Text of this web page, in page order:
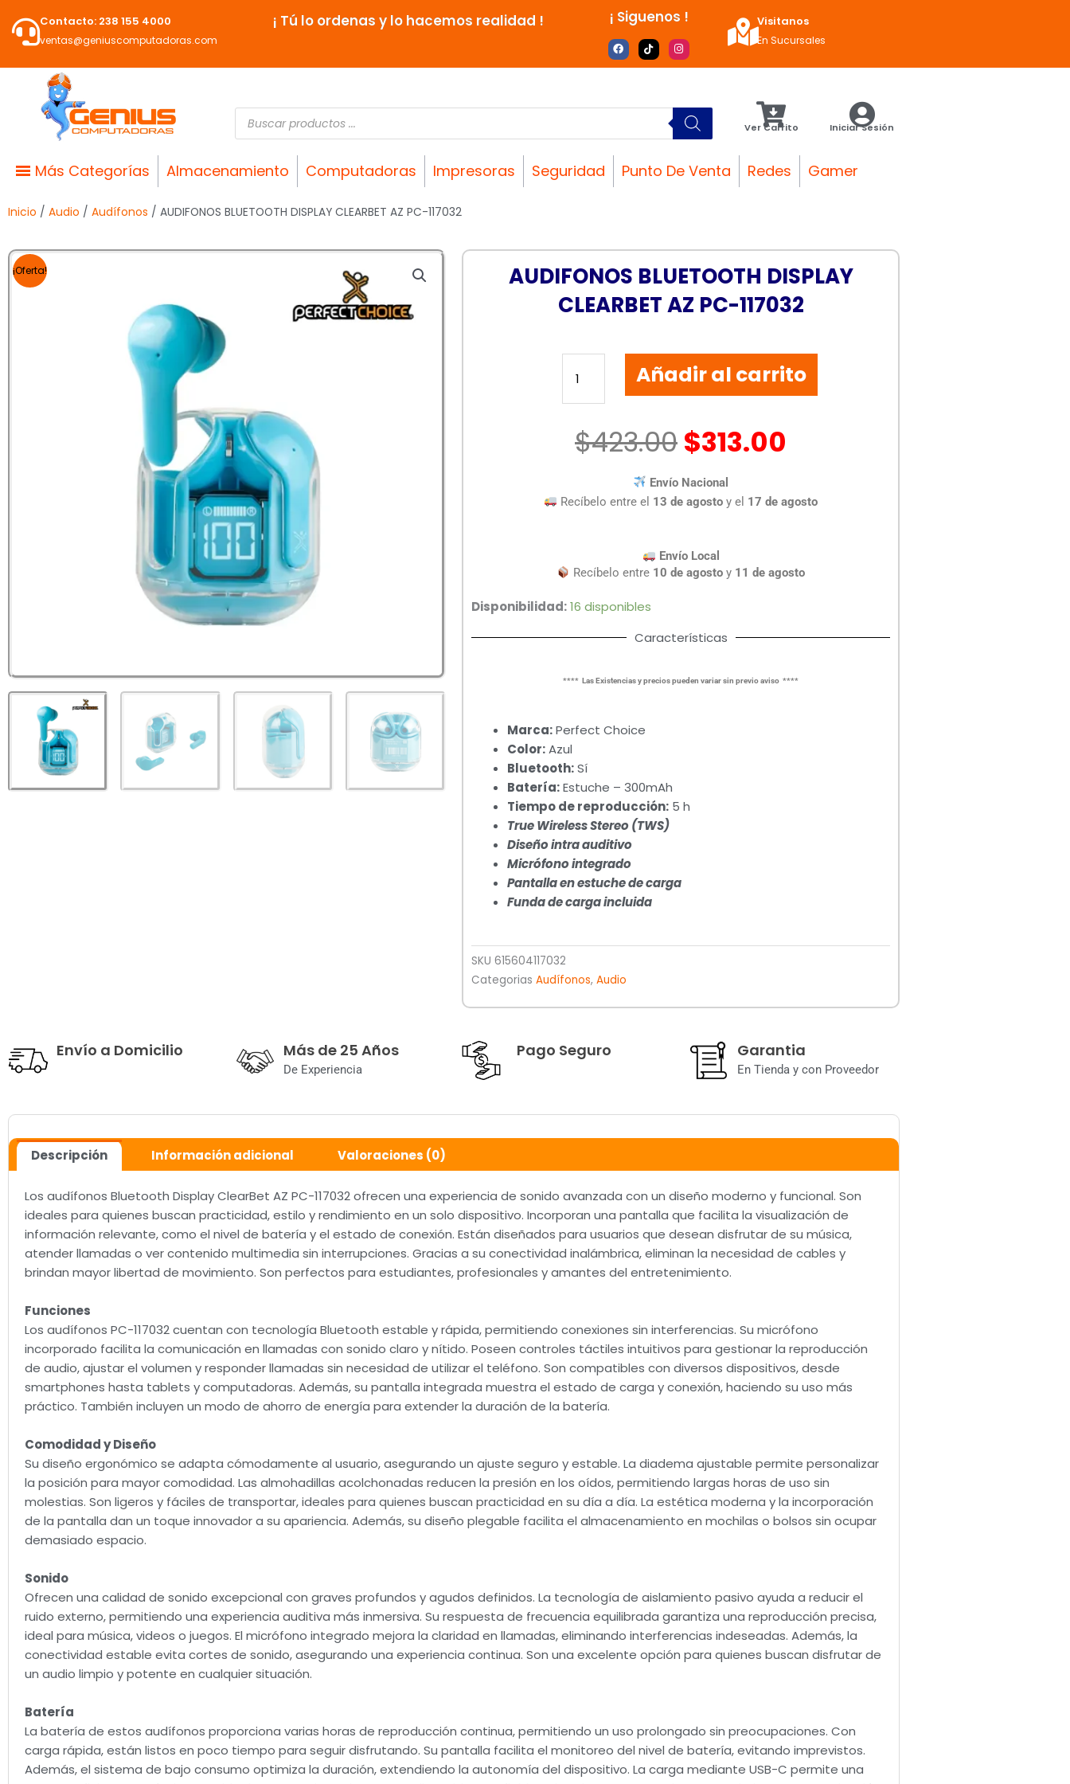
contenido
Contacto: 238 155 4000
ventas@geniuscomputadoras.com
¡ Tú lo ordenas y lo hacemos realidad ! ¡ Siguenos !
F
a
o
T
i
k
I
n
g
a
m
Visitanos
En Sucursales
Búsqueda
de
productos
Ver Carrito Iniciar Sesión
Más Categorías Almacenamiento Computadoras Impresoras Seguridad Punto De Venta Redes Gamer
Inicio / Audio / Audífonos / AUDIFONOS BLUETOOTH DISPLAY CLEARBET AZ PC-117032
¡Oferta!
AUDIFONOS BLUETOOTH DISPLAY
CLEARBET AZ PC-117032
AUDIFONOS
BLUETOOTH
PC-
Añadir al carrito
$423.00$313.00
Envío Nacional
Recíbelo entre el 13 de agosto y el 17 de agosto
Envío Local
Recíbelo entre 10 de agosto y 11 de agosto
Disponibilidad:16 disponibles
Características
**** Las Existencias y precios pueden variar sin previo aviso ****
Marca:Perfect Choice
Color:Azul
Bluetooth:Sí
Batería:Estuche – 300mAh
Tiempo de reproducción: 5 h
True Wireless Stereo (TWS)
Diseño intra auditivo
Micrófono integrado
Pantalla en estuche de carga
Funda de carga incluida
SKU 615604117032
Categorias Audífonos, Audio
Envío a Domicilio Más de 25 Años
De Experiencia
Pago Seguro Garantia
En Tienda y con Proveedor
Descripción Información adicional Valoraciones (0)
Los audífonos Bluetooth Display ClearBet AZ PC-117032 ofrecen una experiencia de sonido avanzada con un diseño moderno y funcional. Son
ideales para quienes buscan practicidad, estilo y rendimiento en un solo dispositivo. Incorporan una pantalla que facilita la visualización de
información relevante, como el nivel de batería y el estado de conexión. Están diseñados para usuarios que desean disfrutar de su música,
atender llamadas o ver contenido multimedia sin interrupciones. Gracias a su conectividad inalámbrica, eliminan la necesidad de cables y
brindan mayor libertad de movimiento. Son perfectos para estudiantes, profesionales y amantes del entretenimiento.
Funciones
Los audífonos PC-117032 cuentan con tecnología Bluetooth estable y rápida, permitiendo conexiones sin interferencias. Su micrófono
incorporado facilita la comunicación en llamadas con sonido claro y nítido. Poseen controles táctiles intuitivos para gestionar la reproducción
de audio, ajustar el volumen y responder llamadas sin necesidad de utilizar el teléfono. Son compatibles con diversos dispositivos, desde
smartphones hasta tablets y computadoras. Además, su pantalla integrada muestra el estado de carga y conexión, haciendo su uso más
práctico. También incluyen un modo de ahorro de energía para extender la duración de la batería.
Comodidad y Diseño
Su diseño ergonómico se adapta cómodamente al usuario, asegurando un ajuste seguro y estable. La diadema ajustable permite personalizar
la posición para mayor comodidad. Las almohadillas acolchonadas reducen la presión en los oídos, permitiendo largas horas de uso sin
molestias. Son ligeros y fáciles de transportar, ideales para quienes buscan practicidad en su día a día. La estética moderna y la incorporación
de la pantalla dan un toque innovador a su apariencia. Además, su diseño plegable facilita el almacenamiento en mochilas o bolsos sin ocupar
demasiado espacio.
Sonido
Ofrecen una calidad de sonido excepcional con graves profundos y agudos definidos. La tecnología de aislamiento pasivo ayuda a reducir el
ruido externo, permitiendo una experiencia auditiva más inmersiva. Su respuesta de frecuencia equilibrada garantiza una reproducción precisa,
ideal para música, videos o juegos. El micrófono integrado mejora la claridad en llamadas, eliminando interferencias indeseadas. Además, la
conectividad estable evita cortes de sonido, asegurando una experiencia continua. Son una excelente opción para quienes buscan disfrutar de
un audio limpio y potente en cualquier situación.
Batería
La batería de estos audífonos proporciona varias horas de reproducción continua, permitiendo un uso prolongado sin preocupaciones. Con
carga rápida, están listos en poco tiempo para seguir disfrutando. Su pantalla facilita el monitoreo del nivel de batería, evitando imprevistos.
Además, el sistema de bajo consumo optimiza la duración, extendiendo la autonomía del dispositivo. La carga mediante USB-C permite una